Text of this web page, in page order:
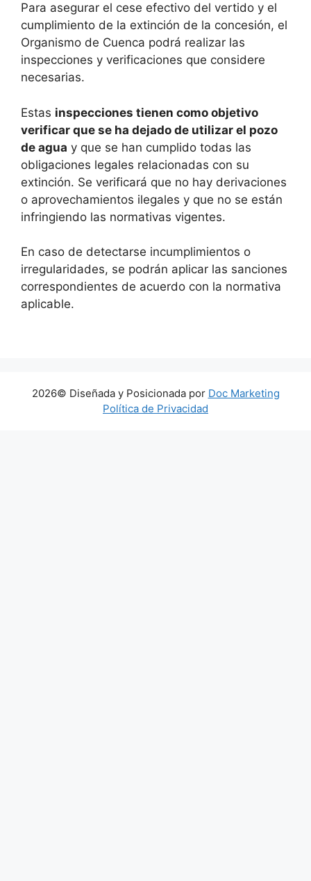
Para asegurar el cese efectivo del vertido y el
cumplimiento de la extinción de la concesión, el
Organismo de Cuenca podrá realizar las
inspecciones y verificaciones que considere
necesarias.
Estas inspecciones tienen como objetivo
verificar que se ha dejado de utilizar el pozo
de agua y que se han cumplido todas las
obligaciones legales relacionadas con su
extinción. Se verificará que no hay derivaciones
o aprovechamientos ilegales y que no se están
infringiendo las normativas vigentes.
En caso de detectarse incumplimientos o
irregularidades, se podrán aplicar las sanciones
correspondientes de acuerdo con la normativa
aplicable.
2026© Diseñada y Posicionada por Doc Marketing
Política de Privacidad